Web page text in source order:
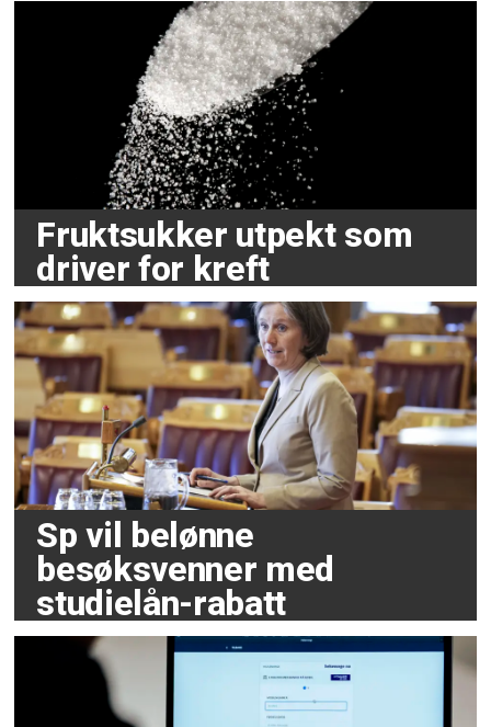
Fruktsukker utpekt som
driver for kreft
Sp vil belønne
besøksvenner med
studielån-rabatt